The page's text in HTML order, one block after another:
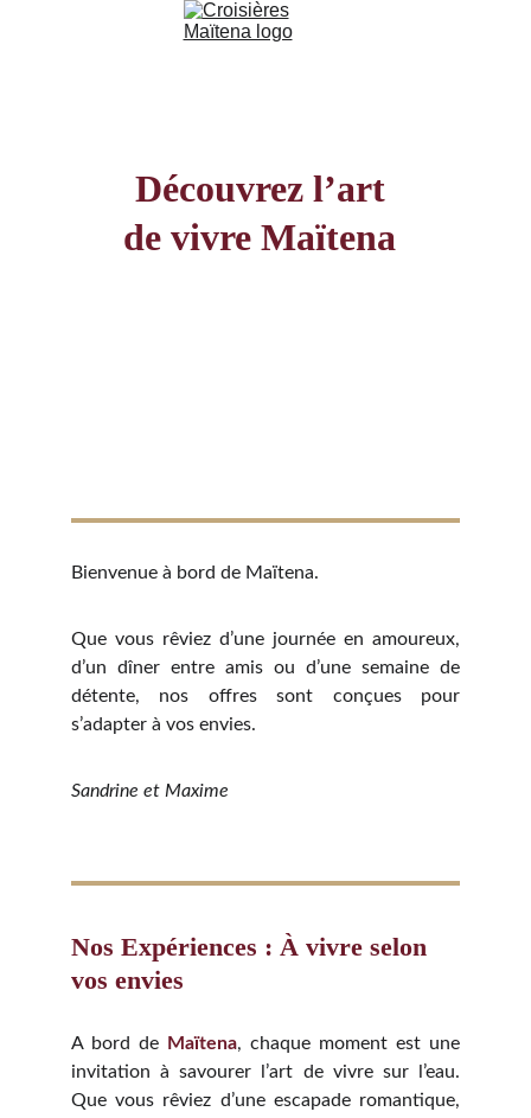
Découvrez l’art
de vivre Maïtena
Bienvenue à bord de Maïtena.
Que vous rêviez d’une journée en amoureux,
d’un dîner entre amis ou d’une semaine de
détente, nos offres sont conçues pour
s’adapter à vos envies.
Sandrine et Maxime
Nos Expériences : À vivre selon
vos envies
A bord de Maïtena, chaque moment est une
invitation à savourer l’art de vivre sur l’eau.
Que vous rêviez d’une escapade romantique,